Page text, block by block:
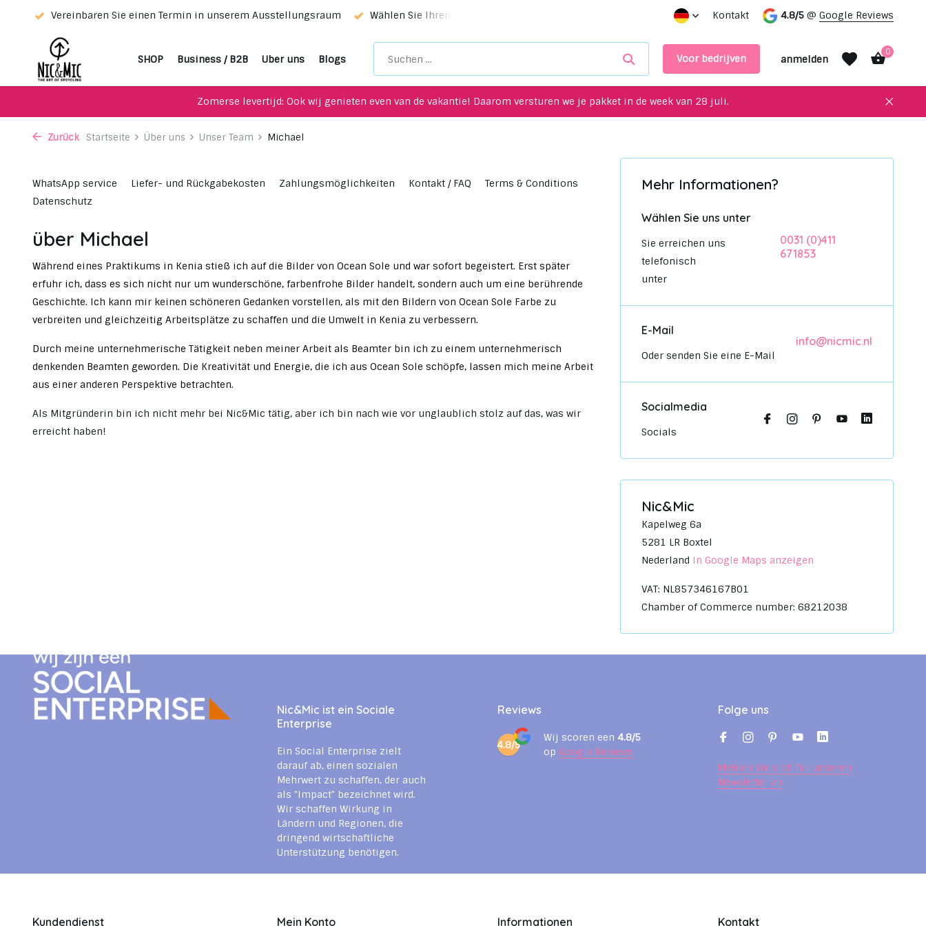
Vereinbaren Sie einen Termin in unserem Ausstellungsraum Wählen Sie Ihren Favoriten mit unserem WhatsApp-service! Einzigartige Upcycling-Artikel für Ihre
Kontakt 4.8/5 @ Google Reviews
SHOP Business / B2B Uber uns Blogs Voor bedrijven anmelden
Benutzerkonto
anlegen
0
Zomerse levertijd: Ook wij genieten even van de vakantie! Daarom versturen we je pakket in de week van 28 juli.
Zurück Startseite Über uns Unser Team Michael
WhatsApp service Liefer- und Rückgabekosten Zahlungsmöglichkeiten Kontakt / FAQ
Terms & Conditions
Datenschutz
über Michael
Während eines Praktikums in Kenia stieß ich auf die Bilder von Ocean Sole und war sofort begeistert. Erst später
erfuhr ich, dass es sich nicht nur um wunderschöne, farbenfrohe Bilder handelt, sondern auch um eine berührende
Geschichte. Ich kann mir keinen schöneren Gedanken vorstellen, als mit den Bildern von Ocean Sole Farbe zu
verbreiten und gleichzeitig Arbeitsplätze zu schaffen und die Umwelt in Kenia zu verbessern.
Durch meine unternehmerische Tätigkeit neben meiner Arbeit als Beamter bin ich zu einem unternehmerisch
denkenden Beamten geworden. Die Kreativität und Energie, die ich aus Ocean Sole schöpfe, lassen mich meine Arbeit
aus einer anderen Perspektive betrachten.
Als Mitgründerin bin ich nicht mehr bei Nic&Mic tätig, aber ich bin nach wie vor unglaublich stolz auf das, was wir
erreicht haben!
Mehr Informationen?
Wählen Sie uns unter
Sie erreichen uns
telefonisch
unter
0031 (0)411
671853
E-Mail
Oder senden Sie eine E-Mail
info@nicmic.nl
Socialmedia
Socials
Nic&Mic
Kapelweg 6a
5281 LR Boxtel
Nederland In Google Maps anzeigen
VAT: NL857346167B01
Chamber of Commerce number: 68212038
Nic&Mic ist ein Sociale
Enterprise
Ein Social Enterprise zielt
darauf ab, einen sozialen
Mehrwert zu schaffen, der auch
als "Impact" bezeichnet wird.
Wir schaffen Wirkung in
Ländern und Regionen, die
dringend wirtschaftliche
Unterstützung benötigen.
Reviews
4.8/5
Wij scoren een 4.8/5
op Google Reviews
Folge uns
Melden Sie sich für unseren
Newsletter an
Kundendienst Mein Konto Informationen Kontakt